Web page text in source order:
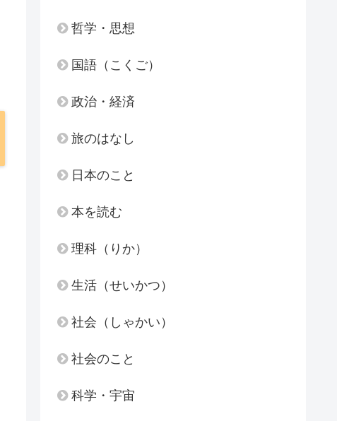
哲学・思想
国語（こくご）
政治・経済
旅のはなし
日本のこと
本を読む
理科（りか）
生活（せいかつ）
社会（しゃかい）
社会のこと
科学・宇宙